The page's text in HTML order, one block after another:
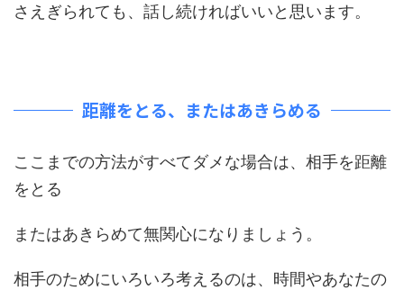
さえぎられても、話し続ければいいと思います。
距離をとる、またはあきらめる
ここまでの方法がすべてダメな場合は、相手を距離
をとる
またはあきらめて無関心になりましょう。
相手のためにいろいろ考えるのは、時間やあなたの